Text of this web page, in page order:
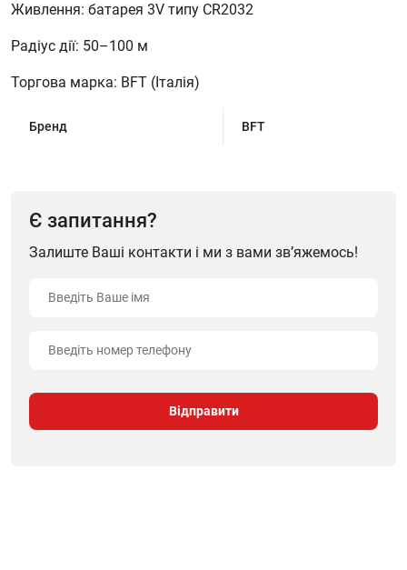
Живлення: батарея 3V типу CR2032
Радіус дії: 50–100 м
Торгова марка: BFT (Італія)
Бренд BFT
Є запитання?
Залиште Ваші контакти і ми з вами зв’яжемось!